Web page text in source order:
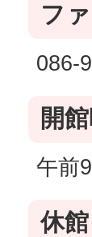
フ
086-
開
午前
休館